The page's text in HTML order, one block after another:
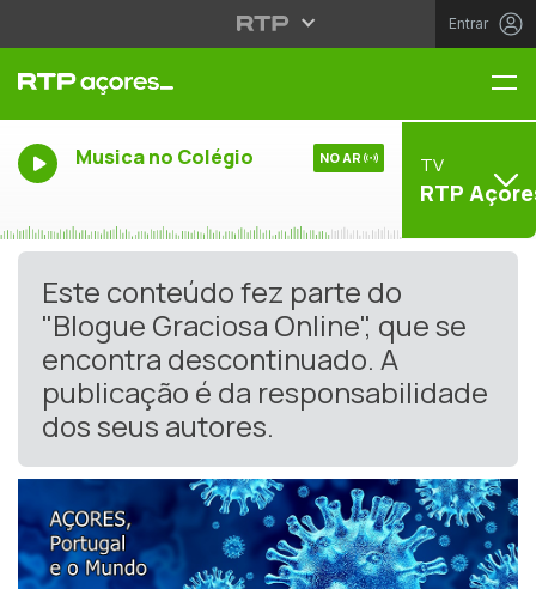
Entrar
Musica no Colégio NO AR TV
RTP
Este conteúdo fez parte do
"Blogue Graciosa Online", que se
encontra descontinuado. A
publicação é da responsabilidade
dos seus autores.